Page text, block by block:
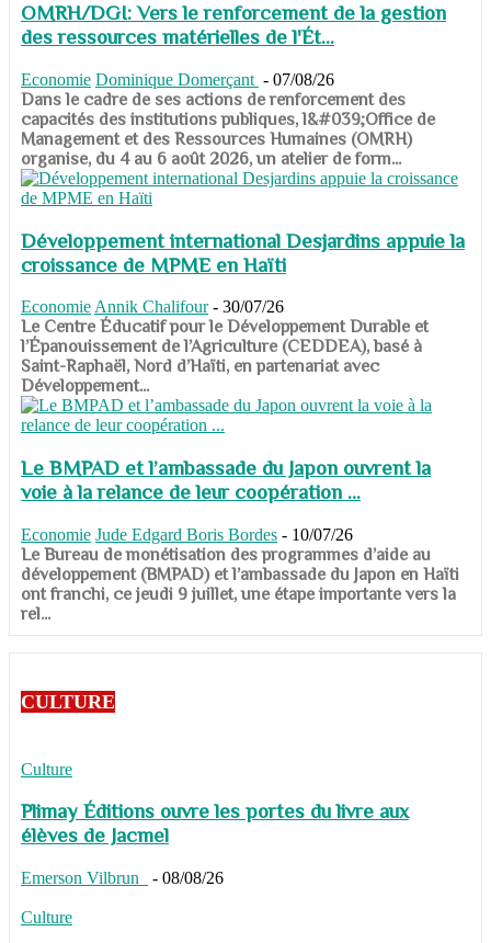
OMRH/DGI: Vers le renforcement de la gestion
des ressources matérielles de l'Ét...
Economie Dominique Domerçant - 07/08/26
Dans le cadre de ses actions de renforcement des
capacités des institutions publiques, l&#039;Office de
Management et des Ressources Humaines (OMRH)
organise, du 4 au 6 août 2026, un atelier de form...
Développement international Desjardins appuie la
croissance de MPME en Haïti
Economie Annik Chalifour - 30/07/26
​​​​​​​Le Centre Éducatif pour le Développement Durable et
l’Épanouissement de l’Agriculture (CEDDEA), basé à
Saint-Raphaël, Nord d’Haïti, en partenariat avec
Développement...
Le BMPAD et l’ambassade du Japon ouvrent la
voie à la relance de leur coopération ...
Economie Jude Edgard Boris Bordes - 10/07/26
​​​​​​​Le Bureau de monétisation des programmes d’aide au
développement (BMPAD) et l’ambassade du Japon en Haïti
ont franchi, ce jeudi 9 juillet, une étape importante vers la
rel...
CULTURE
Culture
Plimay Éditions ouvre les portes du livre aux
élèves de Jacmel
Emerson Vilbrun - 08/08/26
Culture